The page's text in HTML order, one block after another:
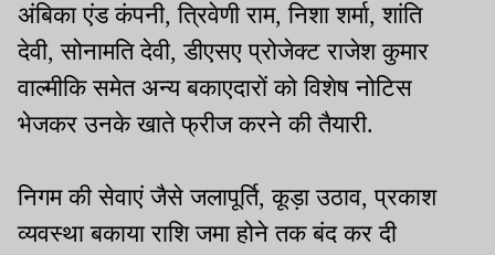
अंबिका एंड कंपनी, त्रिवेणी राम, निशा शर्मा, शांति
देवी, सोनामति देवी, डीएसए प्रोजेक्ट राजेश कुमार
वाल्मीकि समेत अन्य बकाएदारों को विशेष नोटिस
भेजकर उनके खाते फ्रीज करने की तैयारी.
निगम की सेवाएं जैसे जलापूर्ति, कूड़ा उठाव, प्रकाश
व्यवस्था बकाया राशि जमा होने तक बंद कर दी